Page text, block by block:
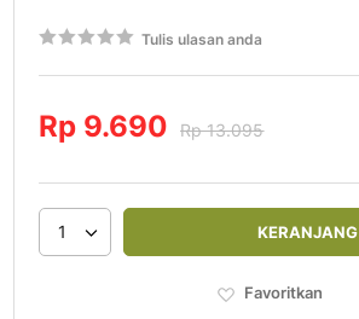
Rating:
60
% of 100
Tulis ulasan anda
Rp 9.690 Rp 13.095
1 KERANJANG
Favoritkan